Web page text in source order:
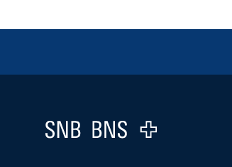
Logo